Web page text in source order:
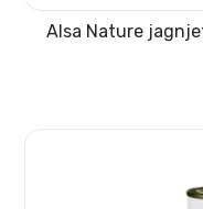
Alsa Nature